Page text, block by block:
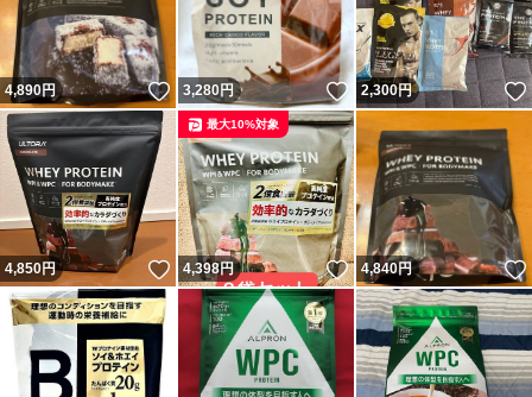
4,890円 いいね！
3,280円 いいね！
2,300円
4,850円 いいね！
4,398円 いいね！
最大10%対象
4,840円